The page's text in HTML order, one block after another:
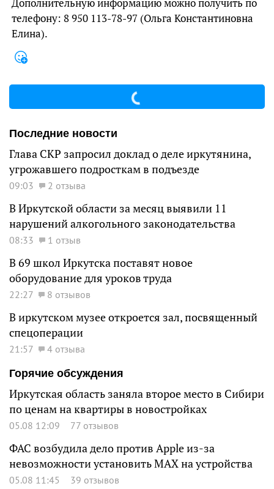
Дополнительную информацию можно получить по
телефону: 8 950 113-78-97 (Ольга Константиновна
Елина).
Последние новости
Глава СКР запросил доклад о деле иркутянина,
угрожавшего подросткам в подъезде
09:03 2 отзыва
В Иркутской области за месяц выявили 11
нарушений алкогольного законодательства
08:33 1 отзыв
В 69 школ Иркутска поставят новое
оборудование для уроков труда
22:27 8 отзывов
В иркутском музее откроется зал, посвященный
спецоперации
21:57
4 отзыва
Горячие обсуждения
Иркутская область заняла второе место в Сибири
по ценам на квартиры в новостройках
05.08 12:09 77 отзывов
ФАС возбудила дело против Apple из-за
невозможности установить MAX на устройства
05.08 11:45 39 отзывов